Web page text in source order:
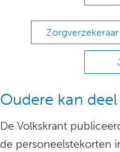
Zorgverzekeraar
Oudere kan
De Volkskrant
de personeelstekorten